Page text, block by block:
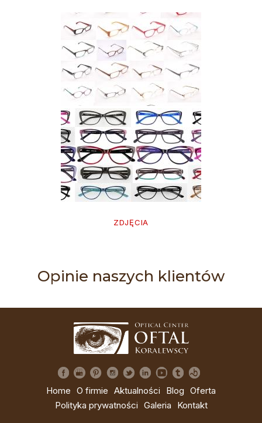
ZDJĘCIA
Opinie naszych klientów
Home O firmie Aktualności Blog Oferta
Polityka prywatności Galeria Kontakt